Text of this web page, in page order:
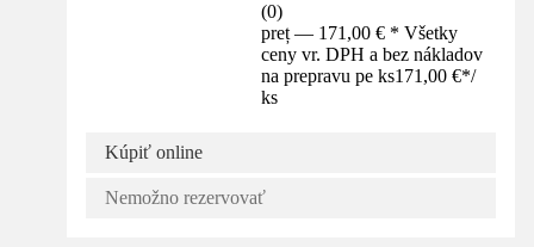
(0)
preț — 171,00 € * Všetky
ceny vr. DPH a bez nákladov
na prepravu pe ks171,00 €*/
ks
Kúpiť online
Nemožno rezervovať